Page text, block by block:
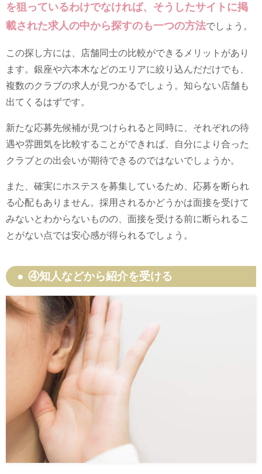
を狙っているわけでなければ、そうしたサイトに掲
載された求人の中から探すのも一つの方法でしょう。
この探し方には、店舗同士の比較ができるメリットがあり
ます。銀座や六本木などのエリアに絞り込んだだけでも、
複数のクラブの求人が見つかるでしょう。知らない店舗も
出てくるはずです。
新たな応募先候補が見つけられると同時に、それぞれの待
遇や雰囲気を比較することができれば、自分により合った
クラブとの出会いが期待できるのではないでしょうか。
また、確実にホステスを募集しているため、応募を断られ
る心配もありません。採用されるかどうかは面接を受けて
みないとわからないものの、面接を受ける前に断られるこ
とがない点では安心感が得られるでしょう。
④知人などから紹介を受ける